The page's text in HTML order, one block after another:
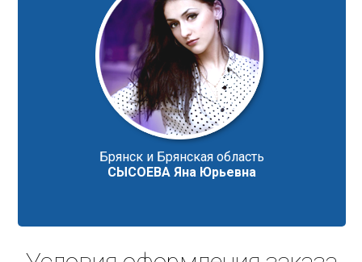
Брянск и Брянская область
СЫСОЕВА Яна Юрьевна